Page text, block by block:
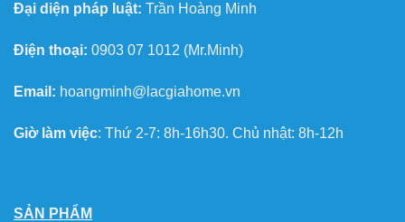
Đại diện pháp luật: Trần Hoàng Minh
Điện thoại: 0903 07 1012 (Mr.Minh)
Email: hoangminh@lacgiahome.vn
Giờ làm việc: Thứ 2-7: 8h-16h30. Chủ nhật: 8h-12h
SẢN PHẨM